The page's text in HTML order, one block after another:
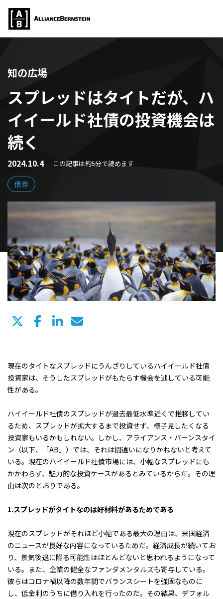
知の広場
スプレッドはタイトだが、ハ
イイールド社債の投資機会は
続く
2024.10.4 この記事は約5分で読めます
債券
現在のタイトなスプレッドにうんざりしているハイイールド社債
投資家は、そうしたスプレッドがもたらす機会を逃している可能
性がある。
ハイイールド社債のスプレッドが過去最低水準近くで推移してい
るため、スプレッドが拡大するまで投資せず、様子見したくなる
投資家もいるかもしれない。しかし、アライアンス・バーンスタイ
ン（以下、「AB」）では、それは間違いになりかねないと考えて
いる。現在のハイイールド社債市場には、小幅なスプレッドにも
かかわらず、魅力的な投資ケースがあるとみているからだ。その理
由は次のとおりである。
1.スプレッドがタイトなのは好材料があるためである
現在のスプレッドがそれほど小幅である最大の理由は、米国経済
のニュースが良好な内容になっているためだ。経済成長が続いてお
り、景気後退に陥る可能性はほとんどないと思われるようになって
いる。また、企業の健全なファンダメンタルズも寄与している。
彼らはコロナ禍以降の数年間でバランスシートを強固なものに
し、低金利のうちに借り入れを行ったのだ。その結果、デフォル